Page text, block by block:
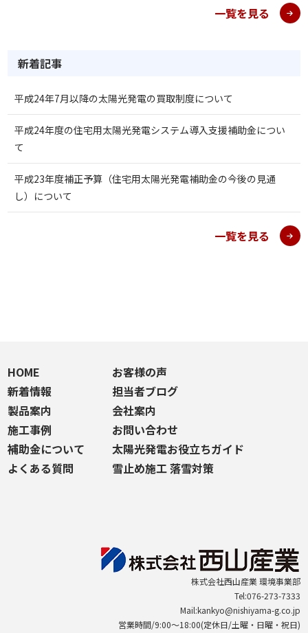
一覧を見る
新着記事
平成24年7月以降の太陽光発電の買取制度について
平成24年度の住宅用太陽光発電システム導入支援補助金につい
て
平成23年度補正予算（住宅用太陽光発電補助金の今後の見通
し）について
一覧を見る
HOME
新着情報
製品案内
施工事例
補助金について
よくある質問
お客様の声
担当者ブログ
会社案内
お問い合わせ
太陽光発電お役立ちガイド
雪止め施工 落雪対策
株式会社西山産業 環境事業部
Tel:076-273-7333
Mail:kankyo@nishiyama-g.co.jp
営業時間/9:00～18:00(定休日/土曜・日曜・祝日)